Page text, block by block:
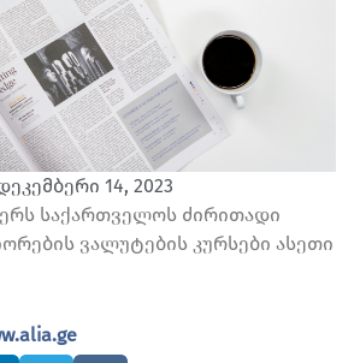
14, 2023
საქართველოს ძირითადი
ვალუტების კურსები ასეთი